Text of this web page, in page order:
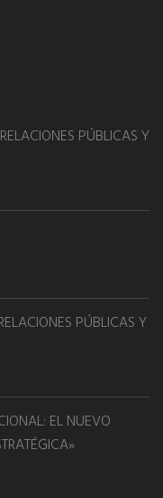
PÚBLICAS Y
PÚBLICAS Y
EL NUEVO